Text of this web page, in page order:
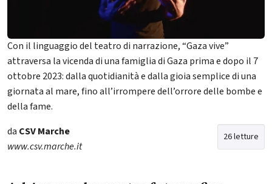
Con il linguaggio del teatro di narrazione, “Gaza vive”
attraversa la vicenda di una famiglia di Gaza prima e dopo il 7
ottobre 2023: dalla quotidianità e dalla gioia semplice di una
giornata al mare, fino all’irrompere dell’orrore delle bombe e
della fame.
26 letture
da CSV Marche
www.csv.marche.it